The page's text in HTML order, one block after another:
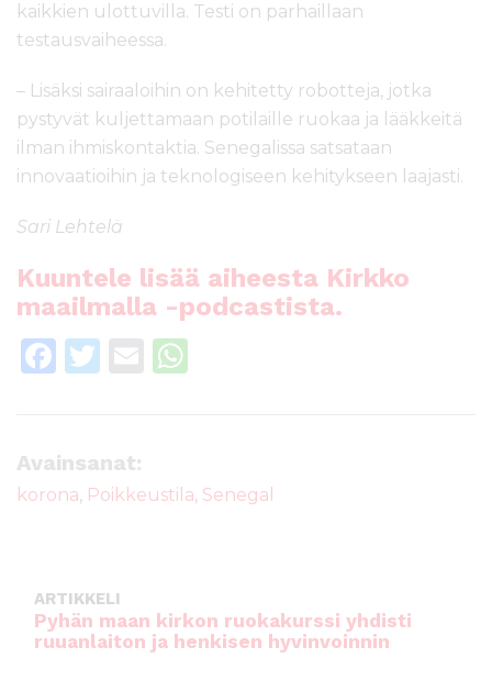
kaikkien ulottuvilla. Testi on parhaillaan
testausvaiheessa.
– Lisäksi sairaaloihin on kehitetty robotteja, jotka
pystyvät kuljettamaan potilaille ruokaa ja lääkkeitä
ilman ihmiskontaktia. Senegalissa satsataan
innovaatioihin ja teknologiseen kehitykseen laajasti.
Sari Lehtelä
Kuuntele lisää aiheesta Kirkko
maailmalla -podcastista.
F
e
b
k
T
te
r
E
A
Avainsanat:
korona, Poikkeustila, Senegal
ARTIKKELI
Pyhän maan kirkon ruokakurssi yhdisti
ruuanlaiton ja henkisen hyvinvoinnin